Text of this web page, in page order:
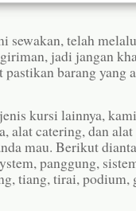
sewakan, telah
jadi jangan
barang yang
kursi lainnya,
alat catering, dan
mau. Berikut
panggung,
tiang, tirai, podium,